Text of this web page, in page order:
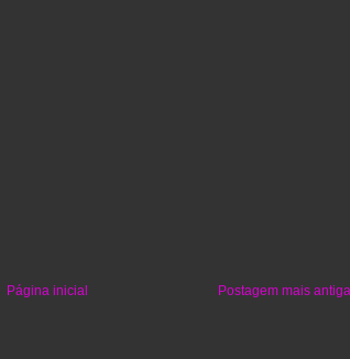
Postagem mais antiga
Página inicial